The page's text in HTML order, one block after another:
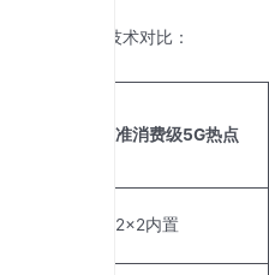
请参考以下技术对比：
标准消费级5G热点
仅2×2内置